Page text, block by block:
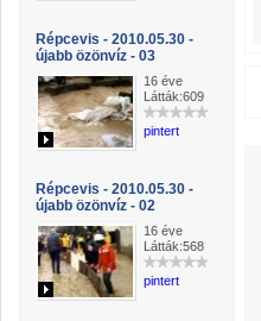
Répcevis - 2010.05.30 -
újabb özönvíz - 03
16 éve
Látták:609
pintert
Répcevis - 2010.05.30 -
újabb özönvíz - 02
16 éve
Látták:568
pintert